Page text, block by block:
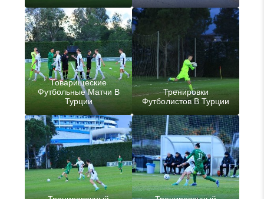
Товарищеские
Футбольные Матчи В
Турции
Тренировки
Футболистов В Турции